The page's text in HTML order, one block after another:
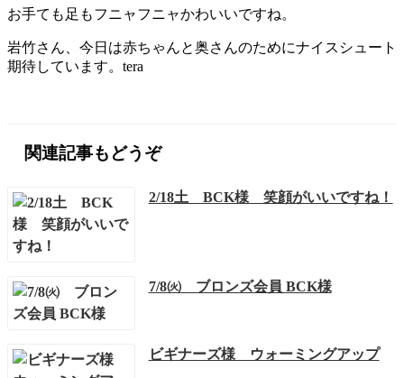
お手ても足もフニャフニャかわいいですね。
岩竹さん、今日は赤ちゃんと奥さんのためにナイスシュート
期待しています。tera
関連記事もどうぞ
2/18土 BCK様 笑顔がいいですね！
7/8㈫ ブロンズ会員 BCK様
ビギナーズ様 ウォーミングアップ